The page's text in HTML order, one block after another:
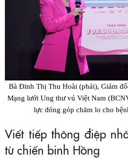
Bà Đinh Thị Thu Hoài (phải), Giám
Mạng lưới Ung thư vú Việt Nam
lực đóng góp chăm lo cho
Viết tiếp thông điệp
từ chiến binh Hồng